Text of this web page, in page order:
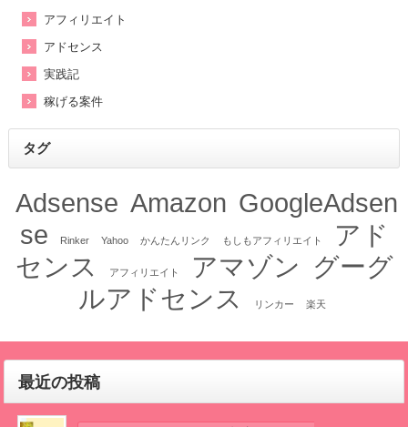
アフィリエイト
アドセンス
実践記
稼げる案件
タグ
Adsense Amazon GoogleAdsen
se
Rinker Yahoo かんたんリンク もしもアフィリエイト
アド
センス
アフィリエイト アマゾン グーグ
ルアドセンス
リンカー 楽天
最近の投稿